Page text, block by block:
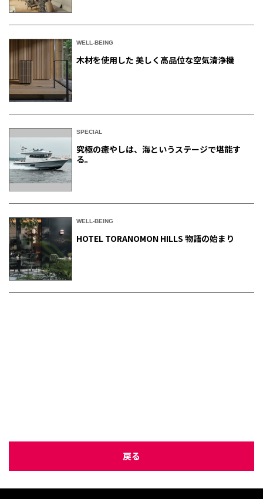
WELL-BEING
木材を使用した 美しく高品位な空気清浄機
SPECIAL
究極の癒やしは、海というステージで堪能す
る。
WELL-BEING
HOTEL TORANOMON HILLS 物語の始まり
戻る